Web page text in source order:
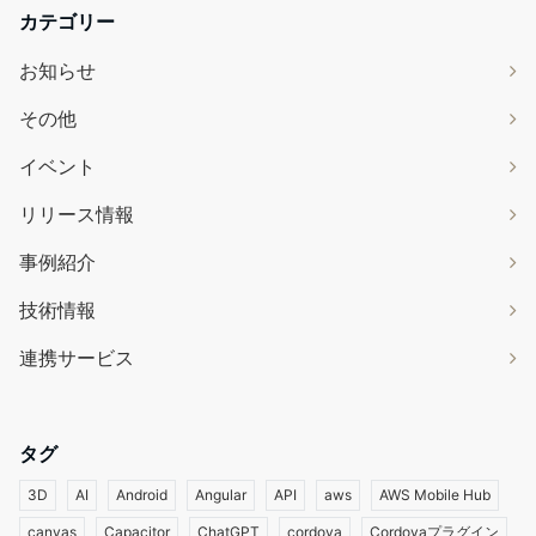
カテゴリー
お知らせ
その他
イベント
リリース情報
事例紹介
技術情報
連携サービス
タグ
3D AI Android Angular API aws AWS Mobile Hub
canvas Capacitor ChatGPT cordova Cordovaプラグイン